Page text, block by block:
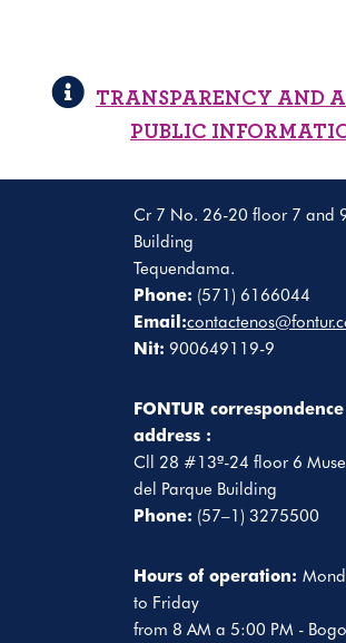
TRANSPARENCY AND
PUBLIC
Cr 7 No. 26-20 floor 7 and
Building
Tequendama.
Phone: (571) 6166044
Email:
Nit: 900649119-9
FONTUR correspondence
address :
Cll 28 #13ª-24 floor 6
del Parque Building
Phone: (57–1) 3275500
Hours of operation:
to Friday
from 8 AM a 5:00 PM -